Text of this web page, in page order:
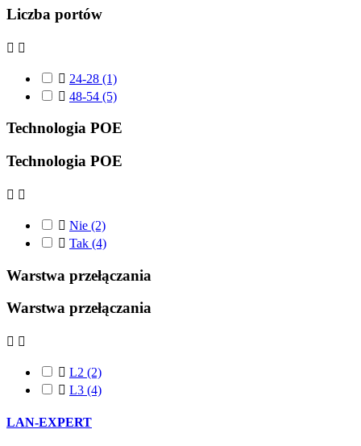
Liczba portów
 
 24-28 (1)
 48-54 (5)
Technologia POE
Technologia POE
 
 Nie (2)
 Tak (4)
Warstwa przełączania
Warstwa przełączania
 
 L2 (2)
 L3 (4)
LAN-EXPERT